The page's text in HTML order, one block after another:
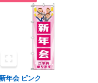
年会 ピンク